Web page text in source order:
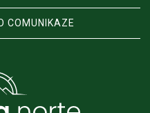
COMUNIKAZE